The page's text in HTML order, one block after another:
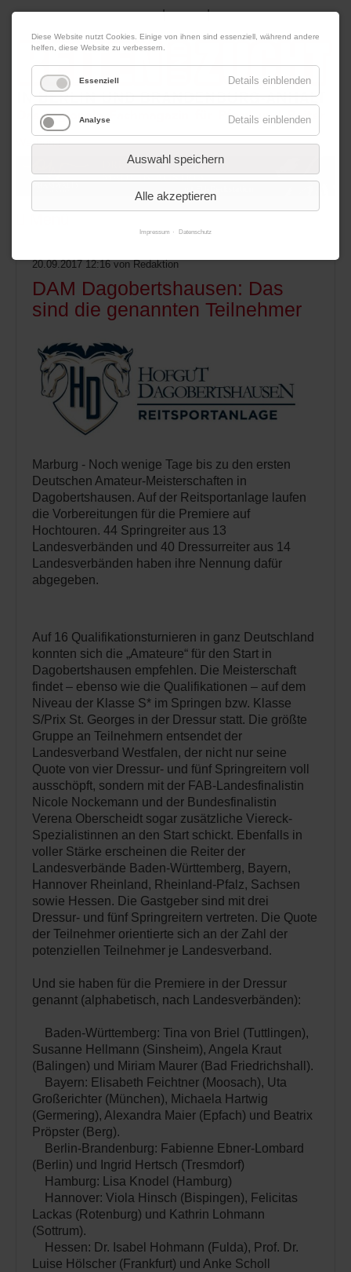
08. August 2026 Impressum|Kontakt|Datenschutz
Werbung
20.09.2017 12:16 von Redaktion
DAM Dagobertshausen: Das
sind die genannten Teilnehmer
Marburg - Noch wenige Tage bis zu den ersten
Deutschen Amateur-Meisterschaften in
Dagobertshausen. Auf der Reitsportanlage laufen
die Vorbereitungen für die Premiere auf
Hochtouren. 44 Springreiter aus 13
Landesverbänden und 40 Dressurreiter aus 14
Landesverbänden haben ihre Nennung dafür
abgegeben.
Auf 16 Qualifikationsturnieren in ganz Deutschland
konnten sich die „Amateure“ für den Start in
Dagobertshausen empfehlen. Die Meisterschaft
findet – ebenso wie die Qualifikationen – auf dem
Niveau der Klasse S* im Springen bzw. Klasse
S/Prix St. Georges in der Dressur statt. Die größte
Gruppe an Teilnehmern entsendet der
Landesverband Westfalen, der nicht nur seine
Quote von vier Dressur- und fünf Springreitern voll
ausschöpft, sondern mit der FAB-Landesfinalistin
Nicole Nockemann und der Bundesfinalistin
Verena Oberscheidt sogar zusätzliche Viereck-
Spezialistinnen an den Start schickt. Ebenfalls in
voller Stärke erscheinen die Reiter der
Landesverbände Baden-Württemberg, Bayern,
Hannover Rheinland, Rheinland-Pfalz, Sachsen
sowie Hessen. Die Gastgeber sind mit drei
Dressur- und fünf Springreitern vertreten. Die Quote
der Teilnehmer orientierte sich an der Zahl der
potenziellen Teilnehmer je Landesverband.
Und sie haben für die Premiere in der Dressur
genannt (alphabetisch, nach Landesverbänden):
Baden-Württemberg: Tina von Briel (Tuttlingen),
Susanne Hellmann (Sinsheim), Angela Kraut
(Balingen) und Miriam Maurer (Bad Friedrichshall).
Bayern: Elisabeth Feichtner (Moosach), Uta
Großerichter (München), Michaela Hartwig
(Germering), Alexandra Maier (Epfach) und Beatrix
Pröpster (Berg).
Berlin-Brandenburg: Fabienne Ebner-Lombard
(Berlin) und Ingrid Hertsch (Tresmdorf)
Hamburg: Lisa Knodel (Hamburg)
Hannover: Viola Hinsch (Bispingen), Felicitas
Lackas (Rotenburg) und Kathrin Lohmann
(Sottrum).
Hessen: Dr. Isabel Hohmann (Fulda), Prof. Dr.
Luise Hölscher (Frankfurt) und Anke Scholl
Diese Website nutzt Cookies. Einige von ihnen sind essenziell, während andere
helfen, diese Website zu verbessern.
Essenziell Details einblenden
Analyse Details einblenden
Auswahl speichern
Alle akzeptieren
Impressum Datenschutz